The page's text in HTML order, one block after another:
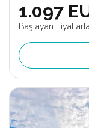
1.097
Başlayan Fiyatlarla